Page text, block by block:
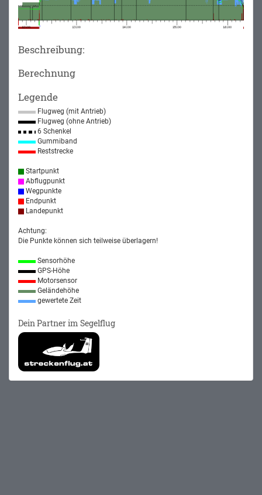
Beschreibung:
Berechnung
Legende
Flugweg (mit Antrieb)
Flugweg (ohne Antrieb)
6 Schenkel
Gummiband
Reststrecke
Startpunkt
Abflugpunkt
Wegpunkte
Endpunkt
Landepunkt
Achtung:
Die Punkte können sich teilweise überlagern!
Sensorhöhe
GPS-Höhe
Motorsensor
Geländehöhe
gewertete Zeit
Dein Partner im Segelflug